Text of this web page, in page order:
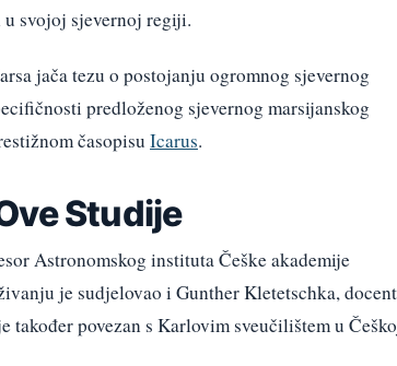
svojoj sjevernoj regiji.
jača tezu o postojanju ogromnog sjevernog
predloženog sjevernog marsijanskog
časopisu Icarus.
Studije
Astronomskog instituta Češke akademije
je sudjelovao i Gunther Kletetschka, docent
povezan s Karlovim sveučilištem u